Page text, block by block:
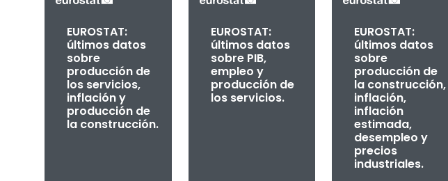
EUROSTAT:
últimos datos
sobre
producción de
los servicios,
inflación y
producción de
la construcción.
EUROSTAT:
últimos datos
sobre PIB,
empleo y
producción de
los servicios.
EUROSTAT:
últimos datos
sobre
producción de
la construcción,
inflación,
inflación
estimada,
desempleo y
precios
industriales.